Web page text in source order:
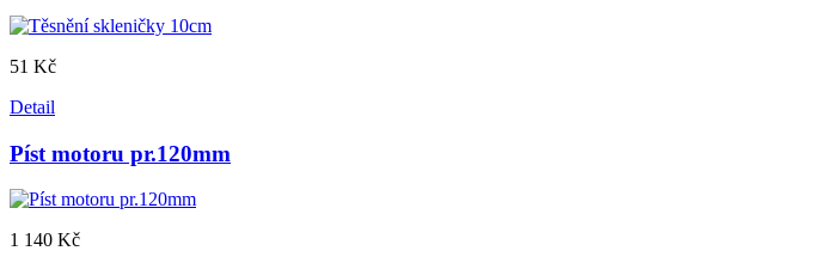
51 Kč
Detail
Píst motoru pr.120mm
1 140 Kč